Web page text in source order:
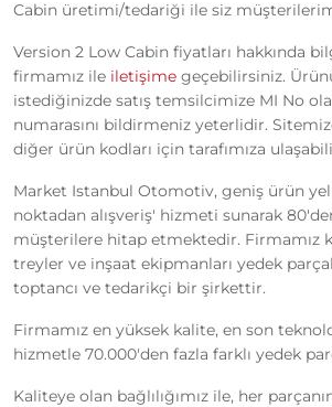
Cabin üretimi/tedariği ile siz
Version 2 Low Cabin fiyatları hakkında
firmamız ile iletişime geçebilirsiniz.
istediğinizde satış temsilcimize MI No
numarasını bildirmeniz yeterlidir.
diğer ürün kodları için tarafımıza
Market Istanbul Otomotiv, geniş ürün
noktadan alışveriş' hizmeti sunarak
müşterilere hitap etmektedir. Firmamız
treyler ve inşaat ekipmanları yedek
toptancı ve tedarikçi bir şirkettir.
Firmamız en yüksek kalite, en son
hizmetle 70.000'den fazla farklı yedek
Kaliteye olan bağlılığımız ile, her